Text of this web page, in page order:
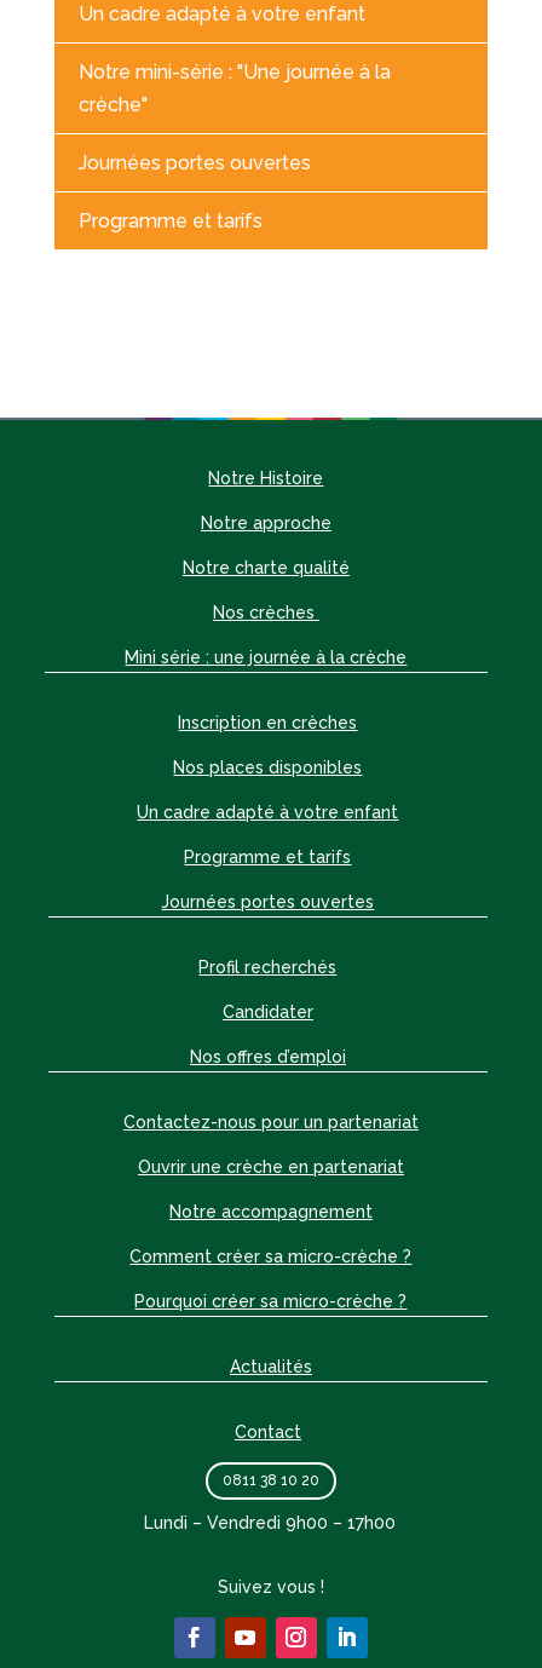
Un cadre adapté à votre enfant
Notre mini-série : "Une journée à la
crèche"
Journées portes ouvertes
Programme et tarifs
Notre Histoire
Notre approche
Notre charte qualité
Nos crèches
Mini série : une journée à la crèche
Inscription en crèches
Nos places disponibles
Un cadre adapté à votre enfant
Programme et tarifs
Journées portes ouvertes
Profil recherchés
Candidater
Nos offres d’emploi
Contactez-nous pour un partenariat
Ouvrir une crèche en partenariat
Notre accompagnement
Comment créer sa micro-crèche ?
Pourquoi créer sa micro-crèche ?
Actualités
Contact
0811 38 10 20
Lundi – Vendredi 9h00 – 17h00
Suivez vous !